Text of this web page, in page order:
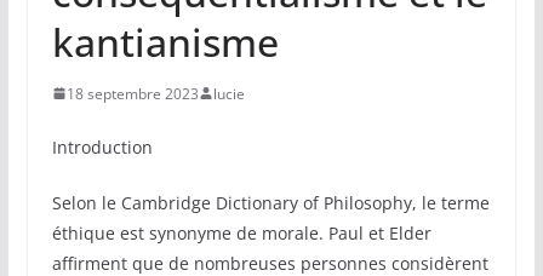
kantianisme
18 septembre 2023 lucie
Introduction
Selon le Cambridge Dictionary of Philosophy, le terme
éthique est synonyme de morale. Paul et Elder
affirment que de nombreuses personnes considèrent